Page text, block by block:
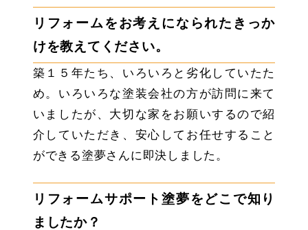
リフォームをお考えになられたきっか
けを教えてください。
築１５年たち、いろいろと劣化していたた
め。いろいろな塗装会社の方が訪問に来て
いましたが、大切な家をお願いするので紹
介していただき、安心してお任せすること
ができる塗夢さんに即決しました。
リフォームサポート塗夢をどこで知り
ましたか？